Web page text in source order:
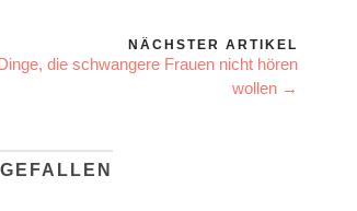
NÄCHSTER ARTIKEL
die schwangere Frauen nicht hören
wollen →